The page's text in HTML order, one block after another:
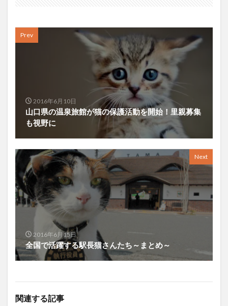
Prev
2016年6月10日
山口県の温泉旅館が猫の保護活動を開始！里親募集
も視野に
Next
2016年6月15日
全国で活躍する駅長猫さんたち～まとめ～
関連する記事